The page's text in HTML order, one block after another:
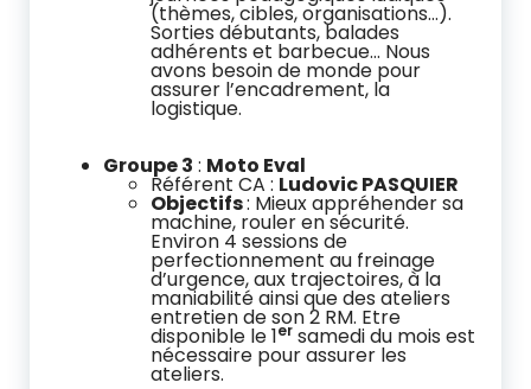
(thèmes, cibles, organisations…).
Sorties débutants, balades
adhérents et barbecue… Nous
avons besoin de monde pour
assurer l’encadrement, la
logistique.
Groupe 3 : Moto Eval
Référent CA : Ludovic PASQUIER
Objectifs: Mieux appréhender sa
machine, rouler en sécurité.
Environ 4 sessions de
perfectionnement au freinage
d’urgence, aux trajectoires, à la
maniabilité ainsi que des ateliers
entretien de son 2 RM. Etre
disponible le 1er samedi du mois est
nécessaire pour assurer les
ateliers.